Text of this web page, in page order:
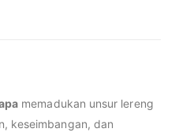
memadukan unsur lereng
keseimbangan, dan